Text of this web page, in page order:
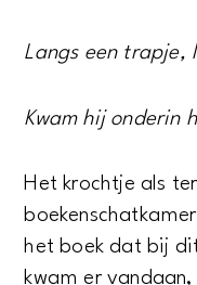
Langs een trapje,
Kwam hij onderin
Het krochtje als
het boek dat bij
kwam er